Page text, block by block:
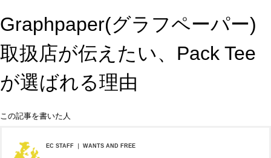
Graphpaper(グラフペーパー)
取扱店が伝えたい、Pack Tee
が選ばれる理由
この記事を書いた人
EC STAFF ｜ WANTS AND FREE